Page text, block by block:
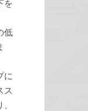
を
低
に
ス